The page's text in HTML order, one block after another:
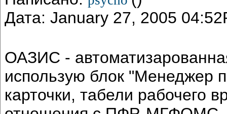
Дата: January 27, 2005
ОАЗИС -
использую блок "Менеджер
карточки, табели рабочего